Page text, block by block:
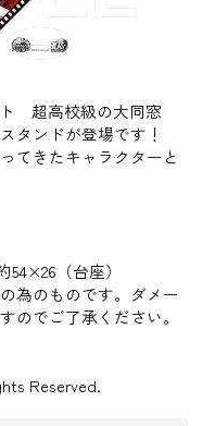
超高校級の大同窓
タンドが登場です！
てきたキャラクターと
（台座）
為のものです。ダメー
のでご了承ください。
Reserved.